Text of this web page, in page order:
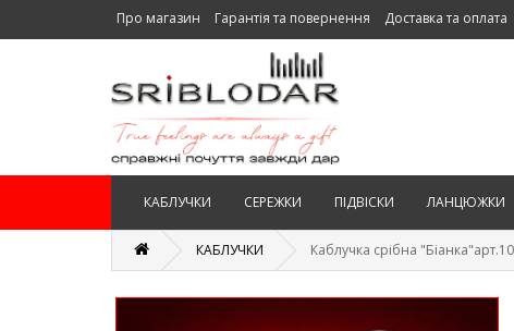
Про магазин Гарантія та повернення Доставка та оплата
КАБЛУЧКИ СЕРЕЖКИ ПІДВІСКИ ЛАНЦЮЖКИ
КАБЛУЧКИ Каблучка срібна